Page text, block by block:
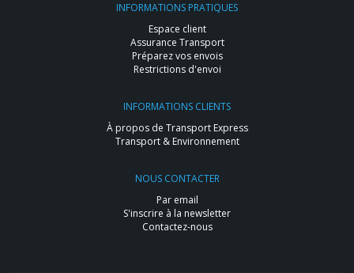
INFORMATIONS PRATIQUES
Espace client
Assurance Transport
Préparez vos envois
Restrictions d'envoi
INFORMATIONS CLIENTS
À propos de Transport Express
Transport & Environnement
NOUS CONTACTER
Par email
S'inscrire à la newsletter
Contactez-nous